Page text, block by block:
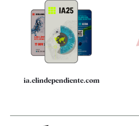
Quiénes somos
Especificaciones
ia.elindependiente.com